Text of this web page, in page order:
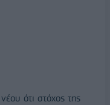
ότι στόχος της